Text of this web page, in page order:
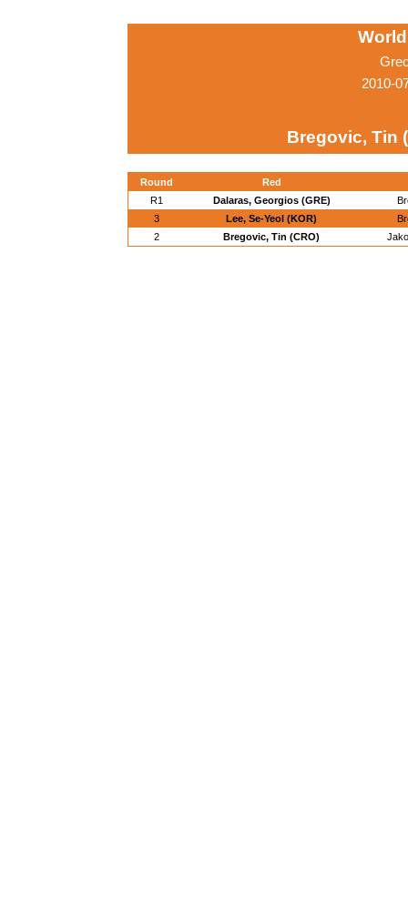
2010-
Bregovic, Tin
Round
Red
R1
Dalaras, Georgios (GRE)
3
Lee, Se-Yeol (KOR)
2
Bregovic, Tin (CRO)